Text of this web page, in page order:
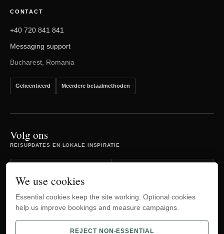
CONTACT
+40 720 841 841
Messaging support
Bucharest, Romania
Gelicentieerd Meerdere betaalmethoden
Volg ons
REISUPDATES EN LOKALE INSPIRATIE
TripAdvisor YouTube
WhatsApp
We use cookies
Essential cookies keep the site working. Optional cookies
help us improve bookings and measure campaigns.
REJECT NON-ESSENTIAL